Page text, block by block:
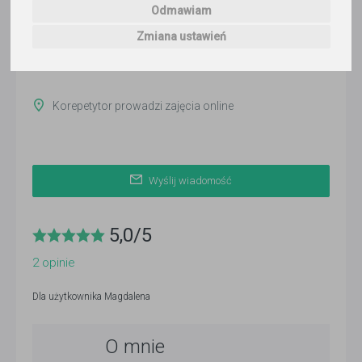
Odmawiam
Zmiana ustawień
ponad 3 miesiące temu
Korepetytor prowadzi zajęcia online
Wyślij wiadomość
5,0/5
2opinie
Dla użytkownika Magdalena
O mnie